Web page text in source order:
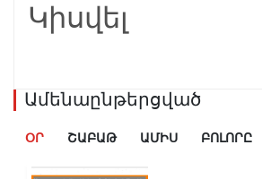
Կիսվել
Ամենաընթերցված
ՕՐ ՇԱԲԱԹ ԱՄԻՍ ԲՈԼՈՐԸ